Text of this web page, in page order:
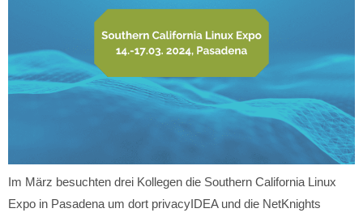
Im März besuchten drei Kollegen die Southern California Linux
Expo in Pasadena um dort privacyIDEA und die NetKnights